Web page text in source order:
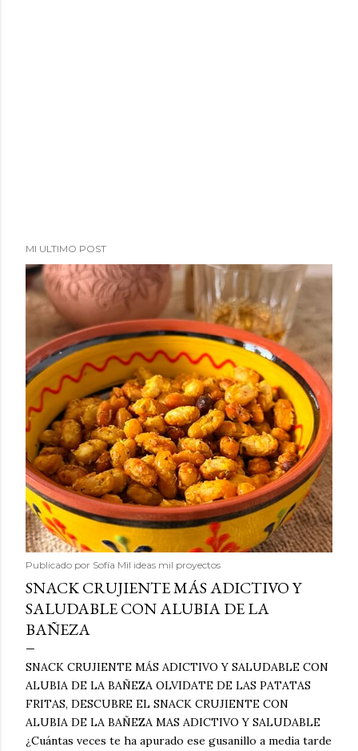
MI ULTIMO POST
Publicado por Sofía Mil ideas mil proyectos
SNACK CRUJIENTE MÁS ADICTIVO Y
SALUDABLE CON ALUBIA DE LA
BAÑEZA
SNACK CRUJIENTE MÁS ADICTIVO Y SALUDABLE CON
ALUBIA DE LA BAÑEZA OLVIDATE DE LAS PATATAS
FRITAS, DESCUBRE EL SNACK CRUJIENTE CON
ALUBIA DE LA BAÑEZA MAS ADICTIVO Y SALUDABLE
¿Cuántas veces te ha apurado ese gusanillo a media tarde